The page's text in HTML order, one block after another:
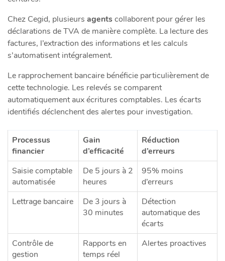
Chez Cegid, plusieurs agentscollaborent pour gérer les
déclarations de TVA de manière complète. La lecture des
factures, l’extraction des informations et les calculs
s’automatisent intégralement.
Le rapprochement bancaire bénéficie particulièrement de
cette technologie. Les relevés se comparent
automatiquement aux écritures comptables. Les écarts
identifiés déclenchent des alertes pour investigation.
Processus
financier
Gain
d’efficacité
Réduction
d’erreurs
Saisie comptable
automatisée
De 5 jours à 2
heures
95% moins
d’erreurs
Lettrage bancaire
De 3 jours à
30 minutes
Détection
automatique des
écarts
Contrôle de
gestion
Rapports en
temps réel
Alertes proactives